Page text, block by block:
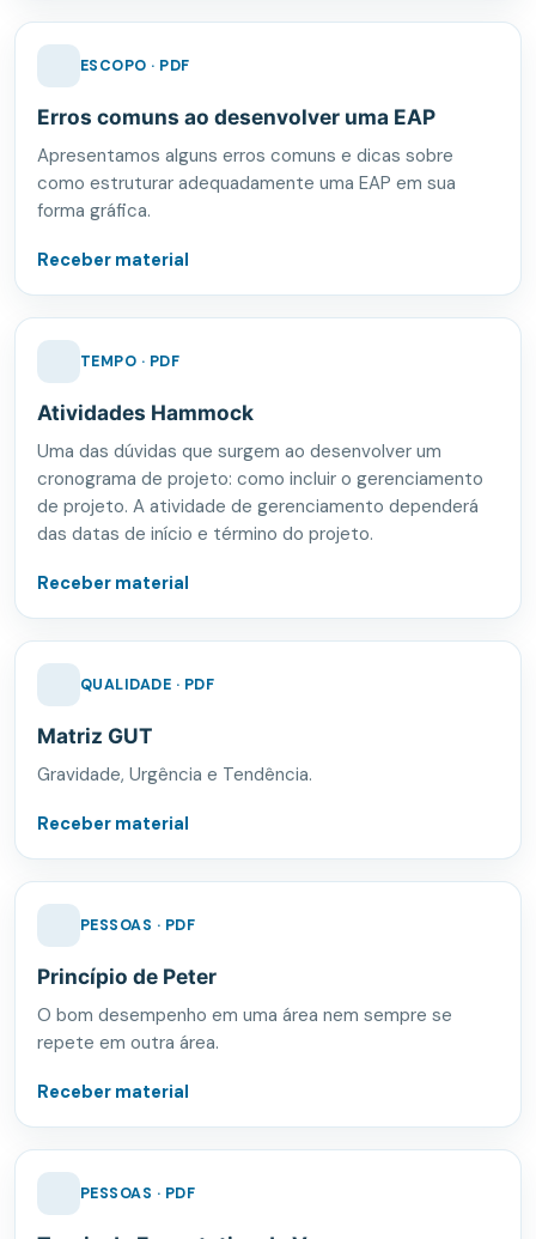
ESCOPO · PDF
Erros comuns ao desenvolver uma EAP
Apresentamos alguns erros comuns e dicas sobre
como estruturar adequadamente uma EAP em sua
forma gráfica.
Receber material
TEMPO · PDF
Atividades Hammock
Uma das dúvidas que surgem ao desenvolver um
cronograma de projeto: como incluir o gerenciamento
de projeto. A atividade de gerenciamento dependerá
das datas de início e término do projeto.
Receber material
QUALIDADE · PDF
Matriz GUT
Gravidade, Urgência e Tendência.
Receber material
PESSOAS · PDF
Princípio de Peter
O bom desempenho em uma área nem sempre se
repete em outra área.
Receber material
PESSOAS · PDF